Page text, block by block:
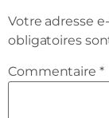
Votre adresse
obligatoires
Commentaire *